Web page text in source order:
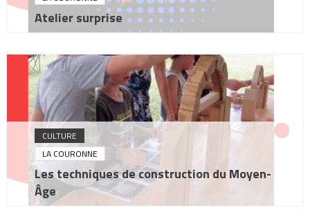
Atelier surprise
CULTURE
LA COURONNE
Les techniques de construction du Moyen-
Âge